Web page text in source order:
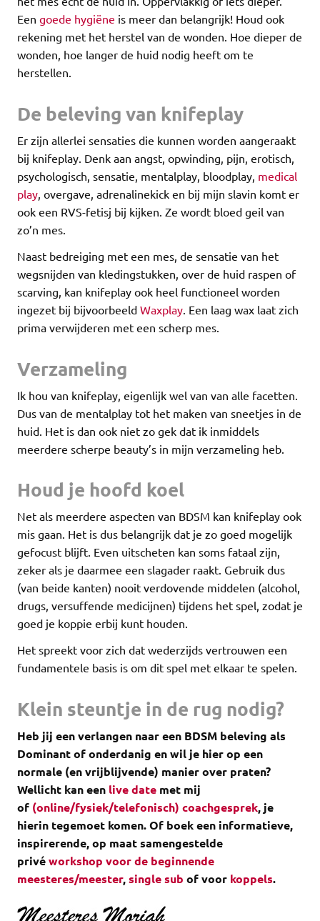
Een goede hygiëne is meer dan belangrijk! Houd ook
rekening met het herstel van de wonden. Hoe dieper de
wonden, hoe langer de huid nodig heeft om te
herstellen.
De beleving van knifeplay
Er zijn allerlei sensaties die kunnen worden aangeraakt
bij knifeplay. Denk aan angst, opwinding, pijn, erotisch,
psychologisch, sensatie, mentalplay, bloodplay, medical
play, overgave, adrenalinekick en bij mijn slavin komt er
ook een RVS-fetisj bij kijken. Ze wordt bloed geil van
zo’n mes.
Naast bedreiging met een mes, de sensatie van het
wegsnijden van kledingstukken, over de huid raspen of
scarving, kan knifeplay ook heel functioneel worden
ingezet bij bijvoorbeeld Waxplay. Een laag wax laat zich
prima verwijderen met een scherp mes.
Verzameling
Ik hou van knifeplay, eigenlijk wel van van alle facetten.
Dus van de mentalplay tot het maken van sneetjes in de
huid. Het is dan ook niet zo gek dat ik inmiddels
meerdere scherpe beauty’s in mijn verzameling heb.
Houd je hoofd koel
Net als meerdere aspecten van BDSM kan knifeplay ook
mis gaan. Het is dus belangrijk dat je zo goed mogelijk
gefocust blijft. Even uitscheten kan soms fataal zijn,
zeker als je daarmee een slagader raakt. Gebruik dus
(van beide kanten) nooit verdovende middelen (alcohol,
drugs, versuffende medicijnen) tijdens het spel, zodat je
goed je koppie erbij kunt houden.
Het spreekt voor zich dat wederzijds vertrouwen een
fundamentele basis is om dit spel met elkaar te spelen.
Klein steuntje in de rug nodig?
Heb jij een verlangen naar een BDSM beleving als
Dominant of onderdanig en wil je hier op een
normale (en vrijblijvende) manier over praten?
Wellicht kan een live date met mij
of (online/fysiek/telefonisch) coachgesprek, je
hierin tegemoet komen.Of boek een informatieve,
inspirerende, op maat samengestelde
privéworkshop voor de beginnende
meesteres/meester,single sub of voor koppels.